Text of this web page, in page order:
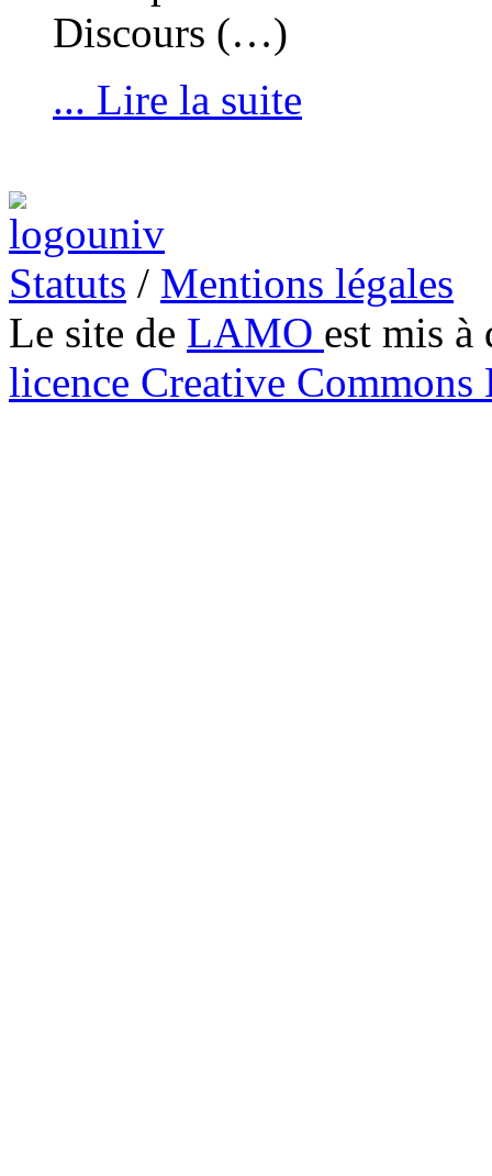
Discours (…)
... Lire la suite
Statuts / Mentions légales
Le site de LAMO est mis à
licence Creative